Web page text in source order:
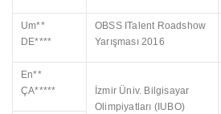
Um**
DE****
OBSS ITalent Roadshow
Yarışması 2016
En**
ÇA*****
İzmir Üniv. Bilgisayar
Olimpiyatları (IUBO)